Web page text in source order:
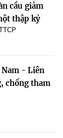
cầu giảm
thập kỷ
- Liên
chống tham